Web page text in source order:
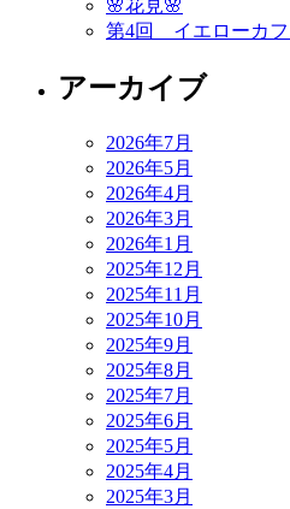
🌸花見🌸
第4回 イエローカフ
アーカイブ
2026年7月
2026年5月
2026年4月
2026年3月
2026年1月
2025年12月
2025年11月
2025年10月
2025年9月
2025年8月
2025年7月
2025年6月
2025年5月
2025年4月
2025年3月